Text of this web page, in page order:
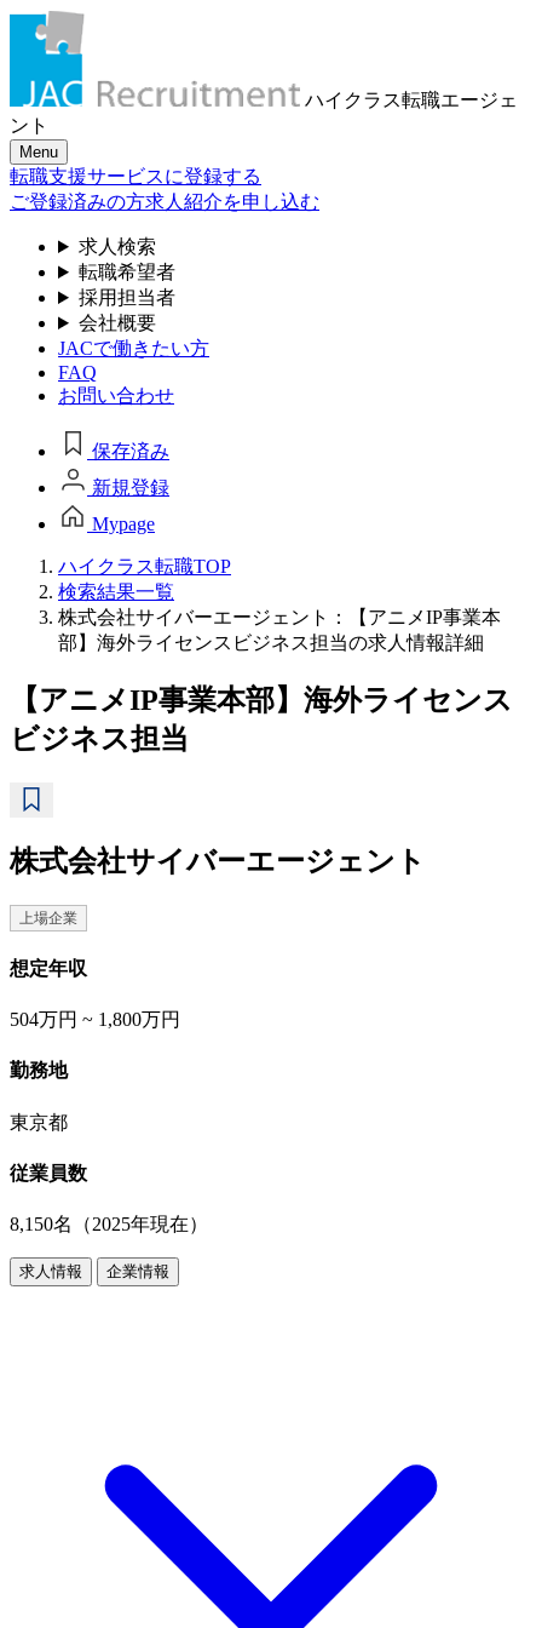
ハイクラス転職エージェ
ント
Menu
転職支援サービスに登録する
ご登録済みの方求人紹介を申し込む
求人検索
転職希望者
採用担当者
会社概要
JACで働きたい方
FAQ
お問い合わせ
保存済み
新規登録
Mypage
ハイクラス転職TOP
検索結果一覧
株式会社サイバーエージェント：【アニメIP事業本
部】海外ライセンスビジネス担当の求人情報詳細
【アニメIP事業本部】海外ライセンス
ビジネス担当
株式会社サイバーエージェント
上場企業
想定年収
504万円 ~ 1,800万円
勤務地
東京都
従業員数
8,150名（2025年現在）
求人情報 企業情報